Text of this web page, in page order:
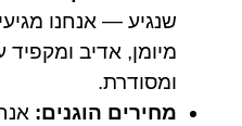
שנגיע — אנחנו
מיומן, אדיב ומקפיד
ומסודרת.
מחירים הוגנים: